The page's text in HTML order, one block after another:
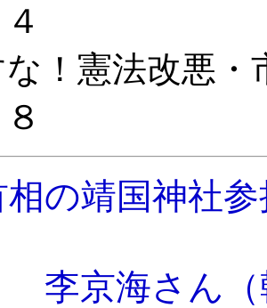
！憲法改悪・
の靖国神社
さん（韓